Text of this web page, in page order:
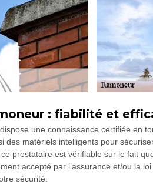
: fiabilité et
une connaissance certifiée en
des matériels intelligents pour
prestataire est vérifiable sur le fait
accepté par l’assurance et/ou la
sécurité.